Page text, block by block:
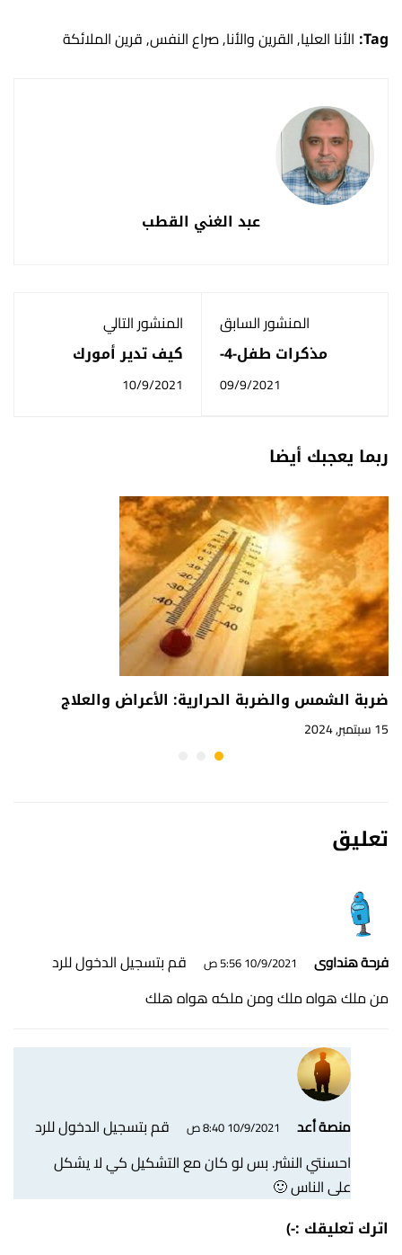
Tag: الأنا العليا,القرين والأنا,صراع النفس,قرين الملائكة
عبد الغني القطب
المنشور السابق
مذكرات طفل-4-
حديقة البناية: نزاع
على الملكية
09/9/2021
المنشور التالي
كيف تدير أمورك
المالية؟ أخطاء يجب
تجنبها
10/9/2021
ربما يعجبك أيضا
ضربة الشمس والضربة الحرارية: الأعراض والعلاج
15 سبتمبر, 2024
تعليق
فرحة هنداوى 10/9/2021 5:56 ص
قم بتسجيل الدخول للرد
من ملك هواه ملك ومن ملكه هواه هلك
منصة أعد 10/9/2021 8:40 ص
قم بتسجيل الدخول للرد
احسنتي النشر. بس لو كان مع التشكيل كي لا يشكل
على الناس 🙂
اترك تعليقك :-)